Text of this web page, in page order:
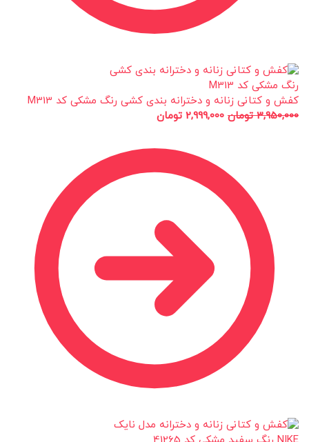
کفش و کتانی زنانه و دخترانه بندی کشی رنگ مشکی کد M313
3,950,000 تومان 2,999,000 تومان